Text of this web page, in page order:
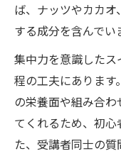
ば、ナッツやカカ
する成分を含んでい
集中力を意識した
程の工夫にありま
の栄養面や組み合
てくれるため、初
た、受講者同士の